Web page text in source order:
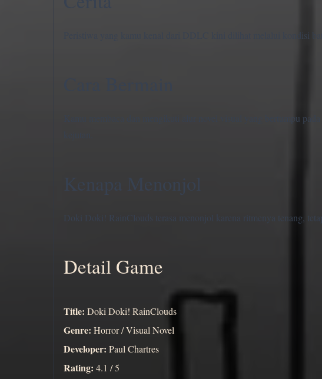
Peristiwa yang kamu kenal dari DDLC kini dilihat melalui kondisi
Kamu membaca dan mengikuti alur novel visual yang bertumpu
Kenapa Menonjol
Doki Doki! RainClouds terasa menonjol karena ritmenya tenang,
Detail Game
Title: Doki Doki! RainClouds
Genre: Horror / Visual Novel
Developer: Paul Chartres
Rating: 4.1 / 5